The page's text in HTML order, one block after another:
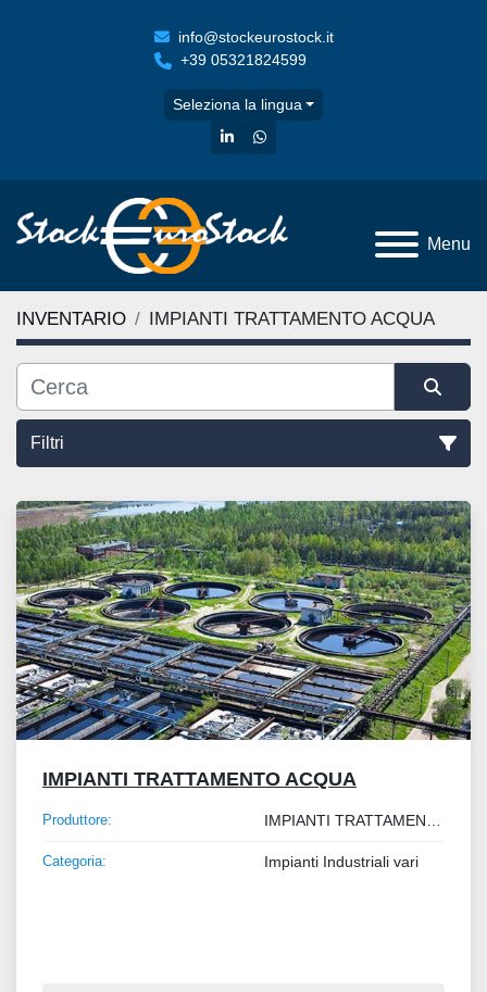
info@stockeurostock.it
+39 05321824599
Seleziona la lingua
linkedinwhatsapp
Menu
INVENTARIO IMPIANTI TRATTAMENTO ACQUA
Filtri
Tutte le categorie
Ordina per
IMPIANTI TRATTAMENTO ACQUA
Produttore:
Categoria: Impianti Industriali vari